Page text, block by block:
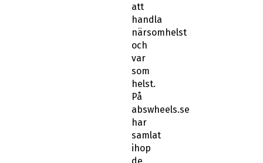
att
handla
närsomhelst
och
var
som
helst.
På
abswheels.se
har
samlat
ihop
de